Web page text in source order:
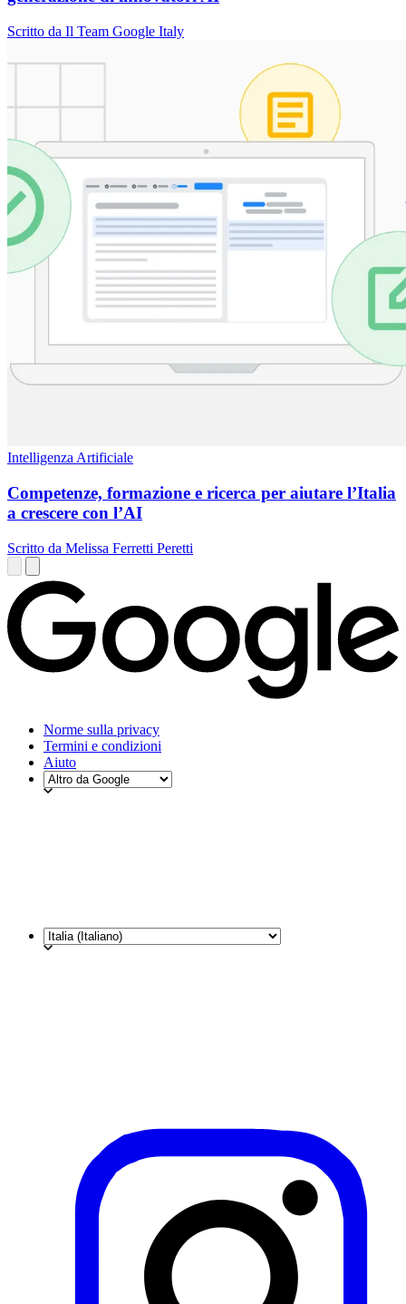
Scritto da Il Team Google Italy
Intelligenza Artificiale
Competenze, formazione e ricerca per aiutare l’Italia
a crescere con l’AI
Scritto da Melissa Ferretti Peretti
Norme sulla privacy
Termini e condizioni
Aiuto